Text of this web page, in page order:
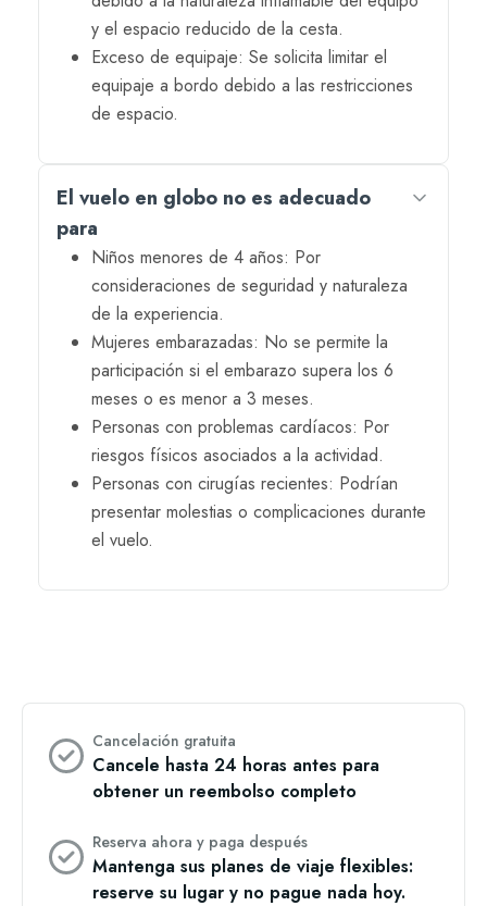
y el espacio reducido de la cesta.
Exceso de equipaje: Se solicita limitar el
equipaje a bordo debido a las restricciones
de espacio.
El vuelo en globo no es adecuado
para
Niños menores de 4 años: Por
consideraciones de seguridad y naturaleza
de la experiencia.
Mujeres embarazadas: No se permite la
participación si el embarazo supera los 6
meses o es menor a 3 meses.
Personas con problemas cardíacos: Por
riesgos físicos asociados a la actividad.
Personas con cirugías recientes: Podrían
presentar molestias o complicaciones durante
el vuelo.
Cancelación gratuita
Cancele hasta 24 horas antes para
obtener un reembolso completo
Reserva ahora y paga después
Mantenga sus planes de viaje flexibles:
reserve su lugar y no pague nada hoy.